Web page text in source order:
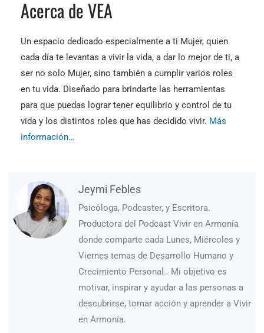
Acerca de VEA
Un espacio dedicado especialmente a ti Mujer, quien
cada día te levantas a vivir la vida, a dar lo mejor de ti, a
ser no solo Mujer, sino también a cumplir varios roles
en tu vida. Diseñado para brindarte las herramientas
para que puedas lograr tener equilibrio y control de tu
vida y los distintos roles que has decidido vivir. Más
información…
Jeymi Febles
Psicóloga, Podcaster, y Escritora.
Productora del Podcast Vivir en Armonía
donde comparte cada Lunes, Miércoles y
Viernes temas de Desarrollo Humano y
Crecimiento Personal.. Mi objetivo es
motivar, inspirar y ayudar a las personas a
descubrirse, tomar acción y aprender a Vivir
en Armonía.